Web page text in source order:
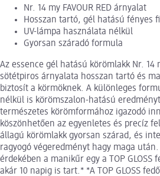
Nr. 14 my FAVOUR RED árnyalat
Hosszan tartó, gél hatású fényes
UV-lámpa használata nélkül
Gyorsan száradó formula
Az essence gél hatású körömlakk Nr. 14
sötétpiros árnyalata hosszan tartó és
biztosít a körmöknek. A különleges
nélkül is körömszalon-hatású
természetes körömformához igazodó
köszönhetően az egyenletes és precíz
állagú körömlakk gyorsan szárad, és
ragyogó végeredményt hagy maga
érdekében a manikűr egy a TOP
akár 10 napig is tart.* *A TOP GLOSS